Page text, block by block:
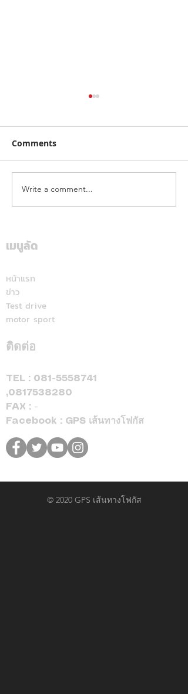
ฮุนไดขนทัพครบไลน์อัพลง
สนาม ส่งแคมเปญ
Deal On” ร่วมเชียร์ไทย
Cup™ 2026 พร้อมดีลแรง
จองและรับรถภายในวันที่
31 สิงหาคม 2569 เท่านั้น
Comments
Write a comment...
เมนูลัด
หน้าแรก
ข่าว
Test drive
motor sport
ติดต่อ
TEL : 081-5558741
,0817538280
FAX : -
Facebook : GPS เส้นทางโฟกัส
© 2020 GPS เส้นทางโฟกัส